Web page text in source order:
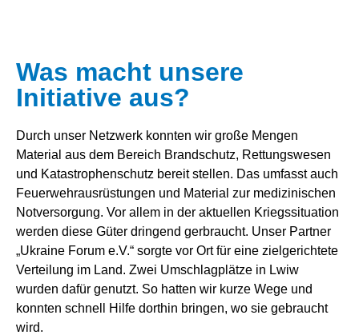
Was macht unsere
Initiative aus?
Durch unser Netzwerk konnten wir große Mengen
Material aus dem Bereich Brandschutz, Rettungswesen
und Katastrophenschutz bereit stellen. Das umfasst auch
Feuerwehrausrüstungen und Material zur medizinischen
Notversorgung. Vor allem in der aktuellen Kriegssituation
werden diese Güter dringend gerbraucht. Unser Partner
„Ukraine Forum e.V.“ sorgte vor Ort für eine zielgerichtete
Verteilung im Land. Zwei Umschlagplätze in Lwiw
wurden dafür genutzt. So hatten wir kurze Wege und
konnten schnell Hilfe dorthin bringen, wo sie gebraucht
wird.